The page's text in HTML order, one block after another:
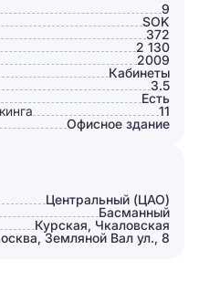
9
SOK
372
2 130
2009
Кабинеты
3.5
Есть
11
Офисное здание
Центральный (ЦАО)
Басманный
Курская, Чкаловская
Земляной Вал ул., 8